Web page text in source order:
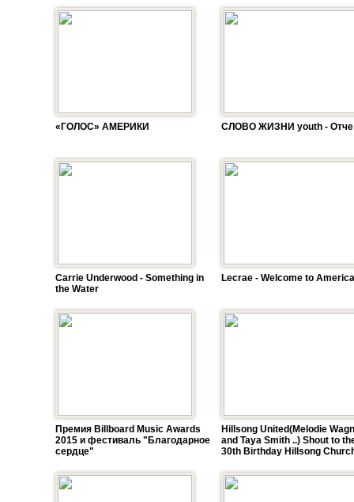
«ГОЛОС» АМЕРИКИ СЛОВО ЖИЗНИ youth -
Carrie Underwood - Something in
the Water
Lecrae - Welcome to America
Премия Billboard Music Awards
2015 и фестиваль "Благодарное
сердце"
Hillsong United(Melodie
and Taya Smith ..) Shout to
30th Birthday Hillsong